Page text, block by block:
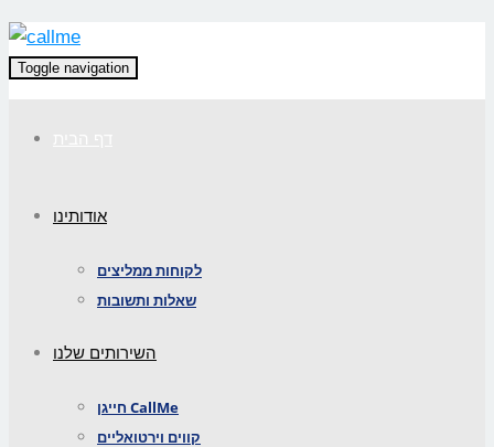
Toggle navigation
אודותינו
לקוחות ממליצים
שאלות ותשובות
השירותים שלנו
חייגן CallMe
קווים וירטואליים